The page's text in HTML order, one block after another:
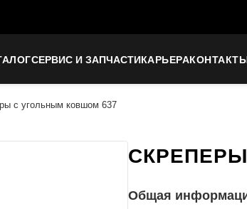
СЕРВИС И ЗАПЧАСТИКАРЬЕРА
с угольным ковшом 637
Общая